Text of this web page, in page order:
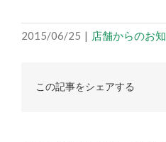
2015/06/25 | 店舗からのお
この記事をシェアする